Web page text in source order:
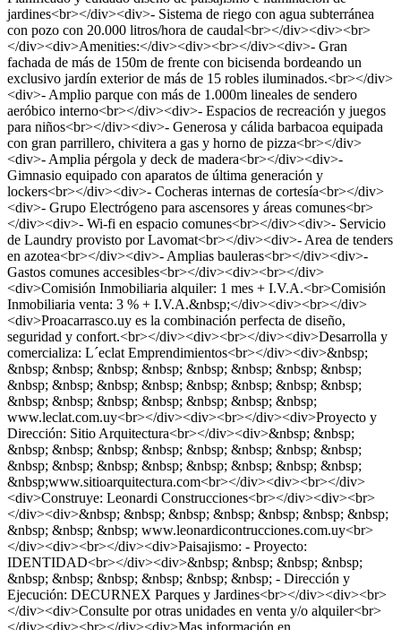
jardines<br></div><div>- Sistema de riego con agua subterránea
con pozo con 20.000 litros/hora de caudal<br></div><div><br>
</div><div>Amenities:</div><div><br></div><div>- Gran
fachada de más de 150m de frente con bicisenda bordeando un
exclusivo jardín exterior de más de 15 robles iluminados.<br></div>
<div>- Amplio parque con más de 1.000m lineales de sendero
aeróbico interno<br></div><div>- Espacios de recreación y juegos
para niños<br></div><div>- Generosa y cálida barbacoa equipada
con gran parrillero, chivitera a gas y horno de pizza<br></div>
<div>- Amplia pérgola y deck de madera<br></div><div>-
Gimnasio equipado con aparatos de última generación y
lockers<br></div><div>- Cocheras internas de cortesía<br></div>
<div>- Grupo Electrógeno para ascensores y áreas comunes<br>
</div><div>- Wi-fi en espacio comunes<br></div><div>- Servicio
de Laundry provisto por Lavomat<br></div><div>- Area de tenders
en azotea<br></div><div>- Amplias bauleras<br></div><div>-
Gastos comunes accesibles<br></div><div><br></div>
<div>Comisión Inmobiliaria alquiler: 1 mes + I.V.A.<br>Comisión
Inmobiliaria venta: 3 % + I.V.A.&nbsp;</div><div><br></div>
<div>Proacarrasco.uy es la combinación perfecta de diseño,
seguridad y confort.<br></div><div><br></div><div>Desarrolla y
comercializa: L´eclat Emprendimientos<br></div><div>&nbsp;
&nbsp; &nbsp; &nbsp; &nbsp; &nbsp; &nbsp; &nbsp; &nbsp;
&nbsp; &nbsp; &nbsp; &nbsp; &nbsp; &nbsp; &nbsp; &nbsp;
&nbsp; &nbsp; &nbsp; &nbsp; &nbsp; &nbsp; &nbsp;
www.leclat.com.uy<br></div><div><br></div><div>Proyecto y
Dirección: Sitio Arquitectura<br></div><div>&nbsp; &nbsp;
&nbsp; &nbsp; &nbsp; &nbsp; &nbsp; &nbsp; &nbsp; &nbsp;
&nbsp; &nbsp; &nbsp; &nbsp; &nbsp; &nbsp; &nbsp; &nbsp;
&nbsp;www.sitioarquitectura.com<br></div><div><br></div>
<div>Construye: Leonardi Construcciones<br></div><div><br>
</div><div>&nbsp; &nbsp; &nbsp; &nbsp; &nbsp; &nbsp; &nbsp;
&nbsp; &nbsp; &nbsp; www.leonardicontrucciones.com.uy<br>
</div><div><br></div><div>Paisajismo: - Proyecto:
IDENTIDAD<br></div><div>&nbsp; &nbsp; &nbsp; &nbsp;
&nbsp; &nbsp; &nbsp; &nbsp; &nbsp; &nbsp; - Dirección y
Ejecución: DECURNEX Parques y Jardines<br></div><div><br>
</div><div>Consulte por otras unidades en venta y/o alquiler<br>
</div><div><br></div><div>Mas información en